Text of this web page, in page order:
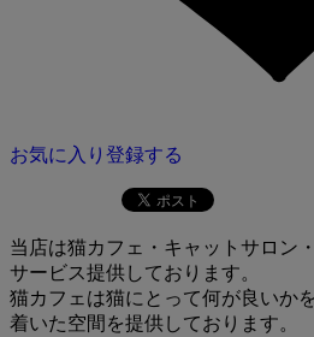
お気に入り登録する
当店は猫カフェ・キャットサロン
サービス提供しております。
猫カフェは猫にとって何が良いか
着いた空間を提供しております。